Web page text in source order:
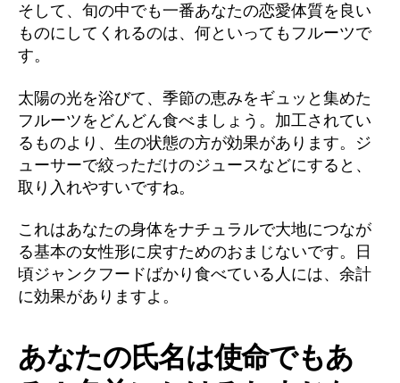
そして、旬の中でも一番あなたの恋愛体質を良い
ものにしてくれるのは、何といってもフルーツで
す。
太陽の光を浴びて、季節の恵みをギュッと集めた
フルーツをどんどん食べましょう。加工されてい
るものより、生の状態の方が効果があります。ジ
ューサーで絞っただけのジュースなどにすると、
取り入れやすいですね。
これはあなたの身体をナチュラルで大地につなが
る基本の女性形に戻すためのおまじないです。日
頃ジャンクフードばかり食べている人には、余計
に効果がありますよ。
あなたの氏名は使命でもあ